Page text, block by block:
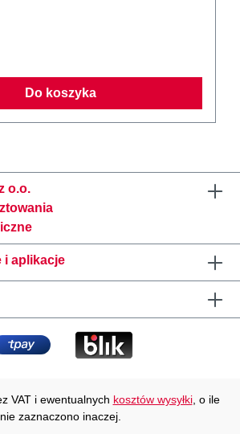
Do koszyka
o.o.
i aplikacje
VAT i ewentualnych kosztów wysyłki, o ile
nie zaznaczono inaczej.